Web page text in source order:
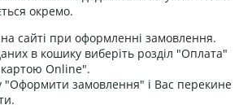
окремо.
сайті при оформленні замовлення.
в кошику виберіть розділ "Оплата"
Online".
"Оформити замовлення" і Вас перекине